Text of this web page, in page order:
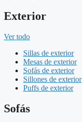
Exterior
Ver todo
Sillas de exterior
Mesas de exterior
Sofás de exterior
Sillones de exterior
Puffs de exterior
Sofás